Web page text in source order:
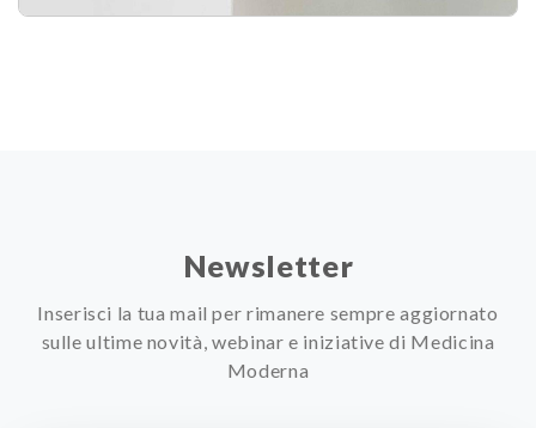
Newsletter
Inserisci la tua mail per rimanere sempre aggiornato
sulle ultime novità, webinar e iniziative di Medicina
Moderna